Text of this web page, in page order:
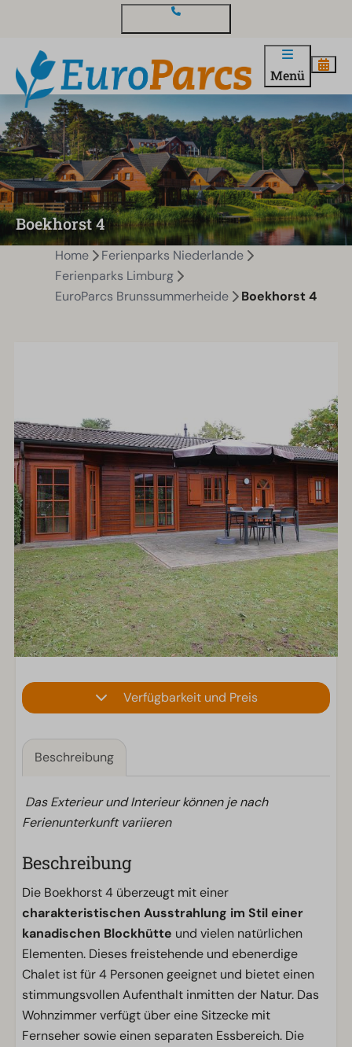
Menü
Boekhorst 4
Home
Ferienparks Niederlande
Ferienparks Limburg
EuroParcs Brunssummerheide
Boekhorst 4
Verfügbarkeit und Preis
Beschreibung
Das Exterieur und Interieur können je nach
Ferienunterkunft variieren
Beschreibung
Die Boekhorst 4 überzeugt mit einer
charakteristischen Ausstrahlung im Stil einer
kanadischen Blockhütte und vielen natürlichen
Elementen. Dieses freistehende und ebenerdige
Chalet ist für 4 Personen geeignet und bietet einen
stimmungsvollen Aufenthalt inmitten der Natur. Das
Wohnzimmer verfügt über eine Sitzecke mit
Fernseher sowie einen separaten Essbereich. Die